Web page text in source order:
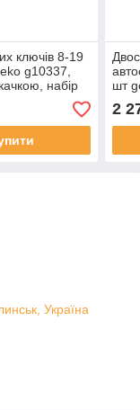
ключів 8-19
g10337,
набір
ключів
шт
2
Україна